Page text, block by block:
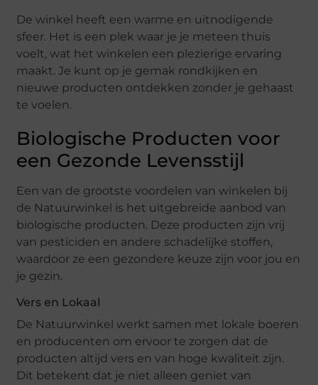
De winkel heeft een warme en uitnodigende
sfeer. Het is een plek waar je je meteen thuis
voelt, wat het winkelen een plezierige ervaring
maakt. Je kunt op je gemak rondkijken en
nieuwe producten ontdekken zonder je gehaast
te voelen.
Biologische Producten voor
een Gezonde Levensstijl
Een van de grootste voordelen van winkelen bij
de Natuurwinkel is het uitgebreide aanbod van
biologische producten. Deze producten zijn vrij
van pesticiden en andere schadelijke stoffen,
waardoor ze een gezondere keuze zijn voor jou en
je gezin.
Vers en Lokaal
De Natuurwinkel werkt samen met lokale boeren
en producenten om ervoor te zorgen dat de
producten altijd vers en van hoge kwaliteit zijn.
Dit betekent dat je niet alleen geniet van